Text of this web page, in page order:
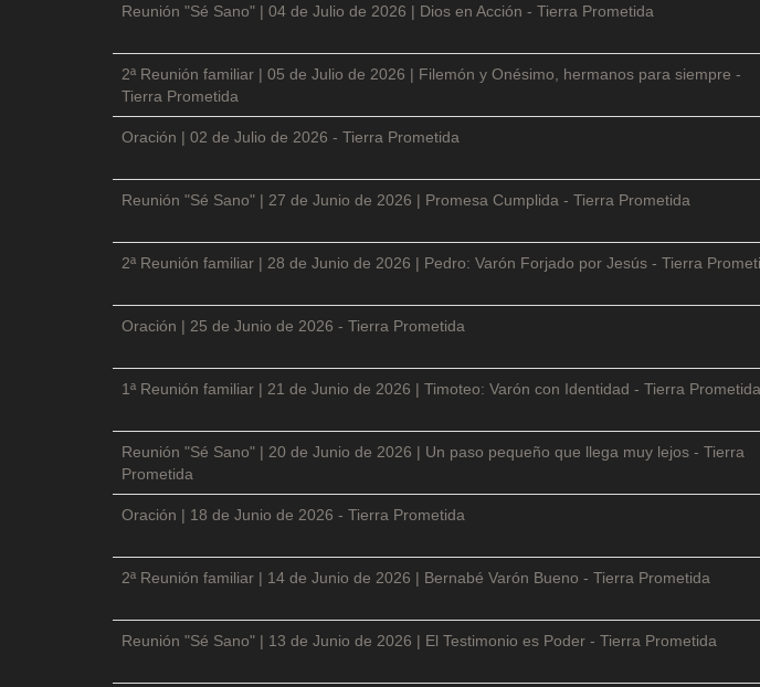
Reunión "Sé Sano" | 04 de Julio de 2026 | Dios en Acción - Tierra Prometida
2ª Reunión familiar | 05 de Julio de 2026 | Filemón y Onésimo, hermanos para siempre -
Tierra Prometida
Oración | 02 de Julio de 2026 - Tierra Prometida
Reunión "Sé Sano" | 27 de Junio de 2026 | Promesa Cumplida - Tierra Prometida
2ª Reunión familiar | 28 de Junio de 2026 | Pedro: Varón Forjado por Jesús - Tierra
Oración | 25 de Junio de 2026 - Tierra Prometida
1ª Reunión familiar | 21 de Junio de 2026 | Timoteo: Varón con Identidad - Tierra Prometida
Reunión "Sé Sano" | 20 de Junio de 2026 | Un paso pequeño que llega muy lejos - Tierra
Prometida
Oración | 18 de Junio de 2026 - Tierra Prometida
2ª Reunión familiar | 14 de Junio de 2026 | Bernabé Varón Bueno - Tierra Prometida
Reunión "Sé Sano" | 13 de Junio de 2026 | El Testimonio es Poder - Tierra Prometida